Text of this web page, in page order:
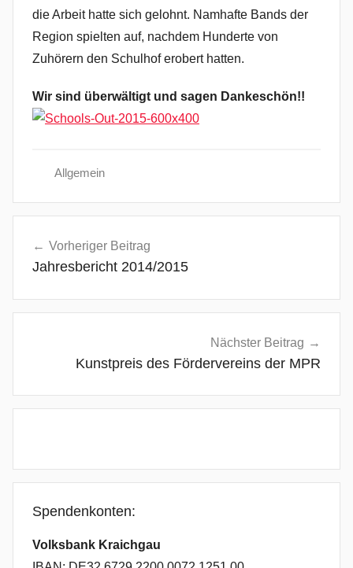
die Arbeit hatte sich gelohnt. Namhafte Bands der
Region spielten auf, nachdem Hunderte von
Zuhörern den Schulhof erobert hatten.
Wir sind überwältigt und sagen Dankeschön!!
Allgemein
Vorheriger Beitrag
Jahresbericht 2014/2015
Nächster Beitrag
Kunstpreis des Fördervereins der MPR
Spendenkonten:
Volksbank Kraichgau